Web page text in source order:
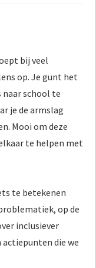
bij veel
op. Je gunt het
school te
je de armslag
Mooi om deze
te helpen met
te betekenen
op de
inclusiever
die we